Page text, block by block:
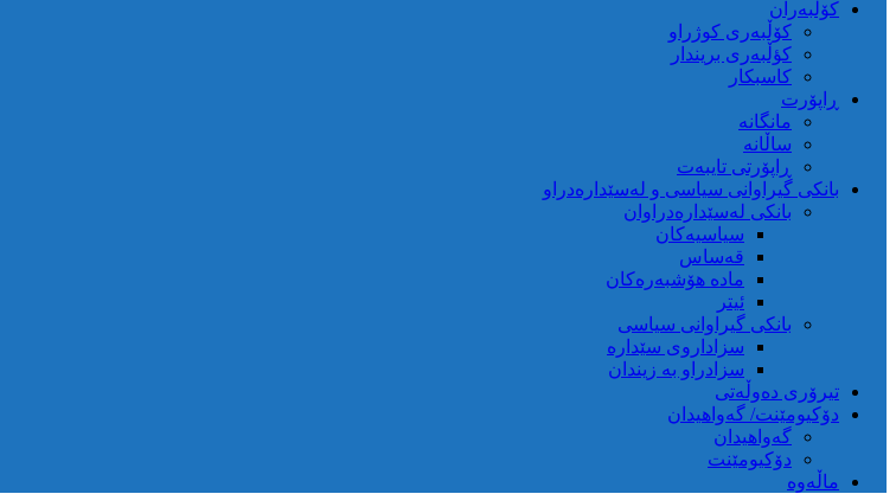
کۆڵبەران
کۆڵبەری کوژراو
کؤڵبەری بریندار
کاسبکار
ڕاپۆرت
مانگانە
ساڵانە
ڕاپۆرتی تایبەت
بانکی گیراوانی سیاسی و لەسێدارەدراو
بانکی لەسێدارەدراوان
سیاسیەکان
قەساس
مادە هۆشبەرەکان
ئیتر
بانکی گیراوانی سیاسی
سزاداروی سێدارە
سزادراو بە زیندان
تیرۆری دەوڵەتی
دۆکیومێنت/ گەواهیدان
گەواهیدان
دۆکیومێنت
ماڵەوە